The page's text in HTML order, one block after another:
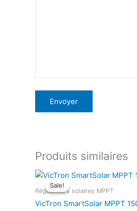
Produits similaires
Sale!
Sale!
Régulateurs solaires MPPT
VicTron SmartSolar MPPT